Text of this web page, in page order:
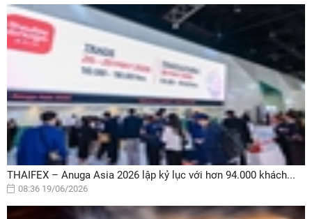
THAIFEX – Anuga Asia 2026 lập kỷ lục với hơn 94.000 khách...
08:36 19/06/2026